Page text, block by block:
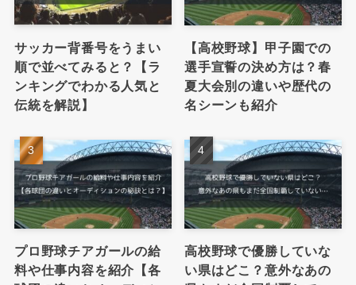
サッカー背番号をうまい
順で並べてみると？【ラ
ンキングでわかる人気と
伝統を解説】
【高校野球】甲子園での
選手宣誓の決め方は？春
夏大会別の違いや歴代の
名シーンも紹介
プロ野球チアガールの給
料や仕事内容を紹介【各
高校野球で優勝していな
い県はどこ？意外なあの